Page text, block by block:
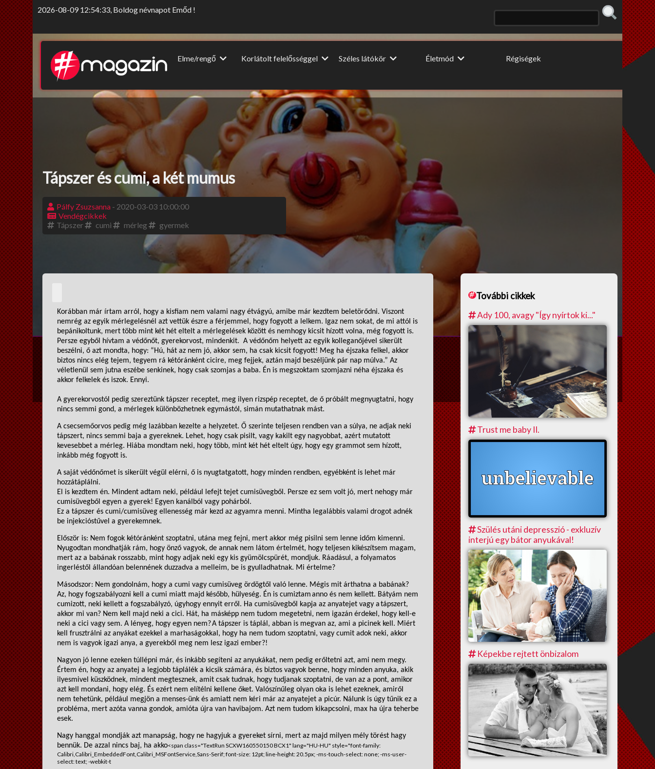
2026-08-09 12:54:33, Boldog névnapot Emőd !
Elme/rengő
Sors-szinkópa
Nem tabu
Korlátolt felelősséggel
Beszéljünk másról
DIY
Széles látókör
NagyUtazó
Interjú
Könyvajánló
Ünnepek
Életmód
A nagy fogyidráma
Régiségek
Cooltúr Koktél
Tápszer és cumi, a két mumus
Pálfy Zsuzsanna - 2020-03-03 10:00:00
Vendégcikkek
Tápszer
cumi mérleg gyermek
Korábban már írtam arról, hogy a kisfiam nem valami nagy étvágyú, amibe már kezdtem beletörődni. Viszont
nemrég az egyik mérlegelésnél azt vettük észre a férjemmel, hogyfogyott a lelkem. Igaz nem sokat, de mi attól is
bepánikoltunk, mert több mint két hét eltelt a mérlegelések között és nemhogy kicsit hízott volna, még fogyott is.
Persze egyből hívtam a védőnőt, gyerekorvost, mindenkit. A védőnőm helyett az egyik kolleganőjével sikerült
beszélni, ő azt mondta, hogy: “Hú, hát az nem jó, akkor sem, ha csak kicsit fogyott! Meg ha éjszaka felkel, akkor
biztos nincs elég tejem, tegyem rá kétóránként cicire, meg fejjek, aztán majd beszéljünk pár nap múlva.” Az
véletlenül sem jutna eszébe senkinek, hogy csak szomjas a baba. Én is megszoktam szomjazni néha éjszaka és
akkor felkelek és iszok. Ennyi.
A gyerekorvostól pedig szereztünk tápszer receptet, meg ilyen rizspép receptet, de ő próbált megnyugtatni, hogy
nincs semmi gond, a mérlegek különbözhetnek egymástól, simán mutathatnak mást.
A csecsemőorvos pedig még lazábban kezelte a helyzetet. Ő szerinte teljesen rendben van a súlya, ne adjak neki
tápszert, nincs semmi baja a gyereknek. Lehet, hogy csak pisilt, vagy kakilt egy nagyobbat, azért mutatott
kevesebbet a mérleg. Hiába mondtam neki, hogy több, mint két hét eltelt úgy, hogy egy grammot sem hízott,
inkább még fogyott is.
A saját védőnőmet is sikerült végül elérni, ő is nyugtatgatott, hogy minden rendben, egyébként is lehet már
hozzátáplálni.
El is kezdtem én. Mindent adtam neki, például lefejt tejet cumisüvegből. Persze ez sem volt jó, mert nehogy már
cumisüvegből egyen a gyerek! Egyen kanálból vagy pohárból .
Ez a tápszer és cumi/cumisüveg ellenesség már kezd az agyamra menni. Mintha legalábbis valami drogot adnék
be injekcióstűvel a gyerekemnek.
Először is: Nem fogok kétóránként szoptatni, utána meg fejni, mert akkor még pisilni sem lenne időm kimenni.
Nyugodtan mondhatják rám, hogy önző vagyok, de annak nem látom értelmét, hogy teljesen kikészítsem magam,
mert az a babának rosszabb, mint hogy adjak neki egy kis gyümölcspürét, mondjuk. Ráadásul, a folyamatos
ingerléstől állandóan belennének duzzadva a melleim, be is gyulladhatnak. Mi értelme?
Másodszor: Nem gondolnám, hogy a cumi vagy cumisüveg ördögtől való lenne. Mégis mit árthatna a babának?
Az, hogyfogszabályozni kell a cumi miatt majd később, hülyeség. Én iscumiztam anno és nem kellett. Bátyám nem
cumizott, neki kellett a fogszabályzó, úgyhogy ennyit erről. Ha cumisüvegből kapja az anyatejet vagy a tápszert,
akkor mi van? Nem kell majd neki a cici. Hát, ha másképp nem tudom megetetni, nem igazán érdekel , hogy kell-e
neki a cici vagy sem. A lényeg, hogy egyen nem?A tápszer is táplál, abban is megvan az, ami a picinek kell . Miért
kell frusztrálni az anyákat ezekkel a marhaságokkal, hogy ha nem tudom szoptatni, vagy cumit adok neki, akkor
nem is vagyok igazi anya, a gyerekből meg nem lesz igazi ember?!
Nagyon jó lenne ezeken túllépni már, és inkább segíteni az anyukákat, nem pedig erőltetni azt, ami nem megy.
Értem én, hogy az anyatej a legjobb táplálék a kicsik számára, és biztos vagyok benne, hogy minden anyuka, akik
ilyesmivel küszködnek, mindent megtesznek, amit csak tudnak, hogy tudjanak szoptatni, de van az a pont, amikor
azt kell mondani, hogy elég. És ezért nem elítélni kellene őket. Valószínűleg olyan oka is lehet ezeknek, amiről
nem tehetünk, például megjön a menses-ünk és amiatt nem kéri már az anyatejet a picúr. Nálunk is úgy tűnik ez a
probléma, mert azóta vanna gondok, amióta újra van havibajom. Azt nem tudom kikapcsolni, max ha újra teherbe
esek.
Nagy hanggal mondják azt manapság, hogy ne hagyjuk a gyereket sírni, mert az majd milyen mély törést hagy
bennük. De azzal nincs baj, ha akko<span class="TextRun SCXW160550150 BCX1" lang="HU-HU" style="font-family:
Calibri,Calibri_EmbeddedFont,Calibri_MSFontService,Sans-Serif; font-size: 12pt; line-height: 20.5px; -ms-touch-select: none; -ms-user-
select: text; -webkit-t
További cikkek
Ady 100, avagy "Így nyírtok ki..."
Trust me baby II.
Szülés utáni depresszió - exkluzív
interjú egy bátor anyukával!
Képekbe rejtett önbizalom